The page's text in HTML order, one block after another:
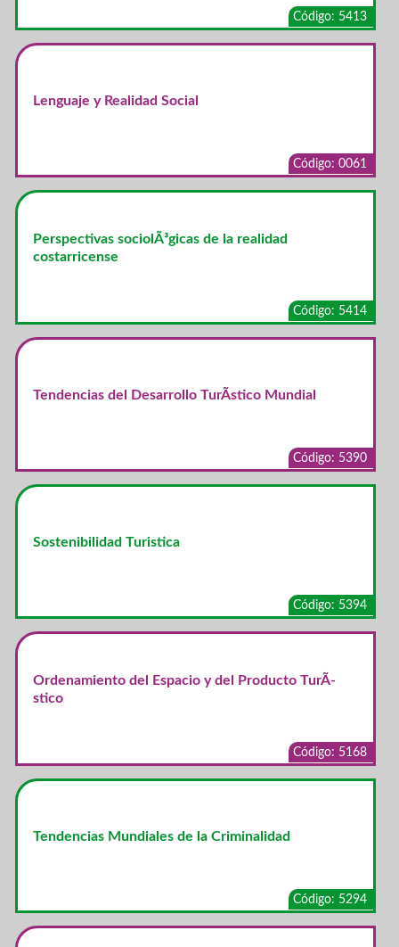
Código: 5413
Lenguaje y Realidad Social
Código: 0061
Perspectivas sociolÃ³gicas de la realidad
costarricense
Código: 5414
Tendencias del Desarrollo TurÃ­stico Mundial
Código: 5390
Sostenibilidad Turistica
Código: 5394
Ordenamiento del Espacio y del Producto TurÃ­
stico
Código: 5168
Tendencias Mundiales de la Criminalidad
Código: 5294